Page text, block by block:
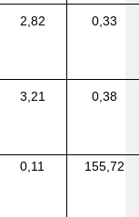
2,82 0,33
3,21 0,38
0,11 155,72